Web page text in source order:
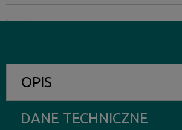
OPIS
DANE TECHNICZNE